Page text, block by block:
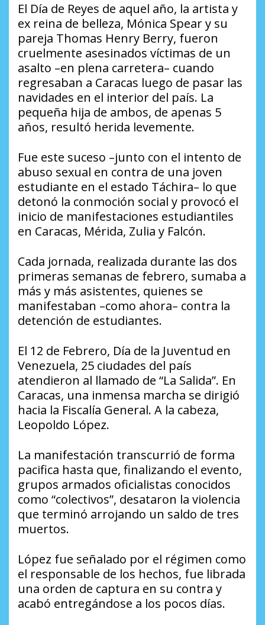
El Día de Reyes de aquel año, la artista y
ex reina de belleza, Mónica Spear y su
pareja Thomas Henry Berry, fueron
cruelmente asesinados víctimas de un
asalto –en plena carretera– cuando
regresaban a Caracas luego de pasar las
navidades en el interior del país. La
pequeña hija de ambos, de apenas 5
años, resultó herida levemente.
Fue este suceso –junto con el intento de
abuso sexual en contra de una joven
estudiante en el estado Táchira– lo que
detonó la conmoción social y provocó el
inicio de manifestaciones estudiantiles
en Caracas, Mérida, Zulia y Falcón.
Cada jornada, realizada durante las dos
primeras semanas de febrero, sumaba a
más y más asistentes, quienes se
manifestaban –como ahora– contra la
detención de estudiantes.
El 12 de Febrero, Día de la Juventud en
Venezuela, 25 ciudades del país
atendieron al llamado de “La Salida”. En
Caracas, una inmensa marcha se dirigió
hacia la Fiscalía General. A la cabeza,
Leopoldo López.
La manifestación transcurrió de forma
pacifica hasta que, finalizando el evento,
grupos armados oficialistas conocidos
como “colectivos”, desataron la violencia
que terminó arrojando un saldo de tres
muertos.
López fue señalado por el régimen como
el responsable de los hechos, fue librada
una orden de captura en su contra y
acabó entregándose a los pocos días.